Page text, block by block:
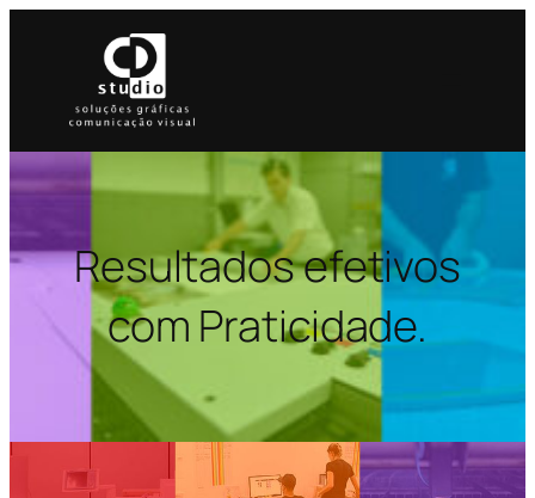
Resultados efetivos
com Praticidade.